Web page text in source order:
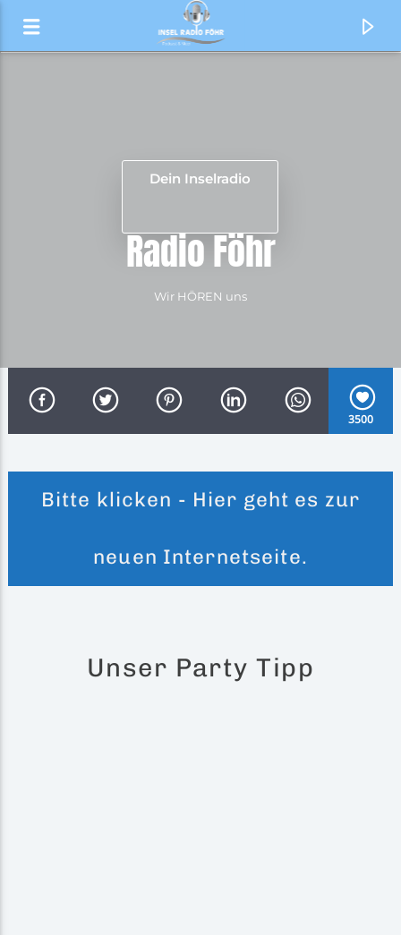
Liebe All In
Anja
Dein Inselradio
RadioFöhr
Wir HÖREN uns
3500
Bitte klicken - Hier geht es zur
neuen Internetseite.
Unser Party Tipp